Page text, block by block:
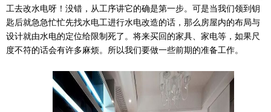
工去改水电呀！没错，从工序讲它的确是第一步。可是当我们领到钥
匙后就急急忙忙先找水电工进行水电改造的话，那么房屋内的布局与
设计就由水电的定位给限制死了。将来买回的家具、家电等，如果尺
度不符的话会有许多麻烦。所以我们要做一些前期的准备工作。